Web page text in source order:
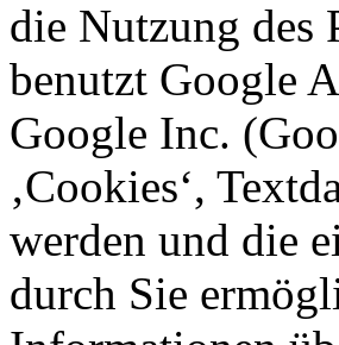
die Nutzung des
benutzt Google
Google Inc.
‚Cookies‘,
werden und die
durch Sie